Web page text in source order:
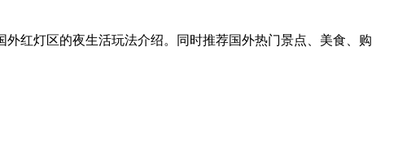
红灯区的夜生活玩法介绍。同时推荐国外热门景点、美食、购